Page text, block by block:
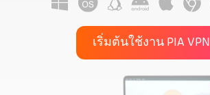
เริ่มต้นใช้งาน PIA VPN